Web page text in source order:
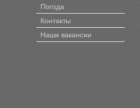
Погода
Контакты
Наши вакансии